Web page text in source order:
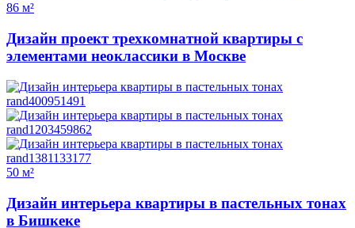
86 м²
Дизайн проект трехкомнатной квартиры с
элементами неоклассики в Москве
50 м²
Дизайн интерьера квартиры в пастельных тонах
в Бишкеке